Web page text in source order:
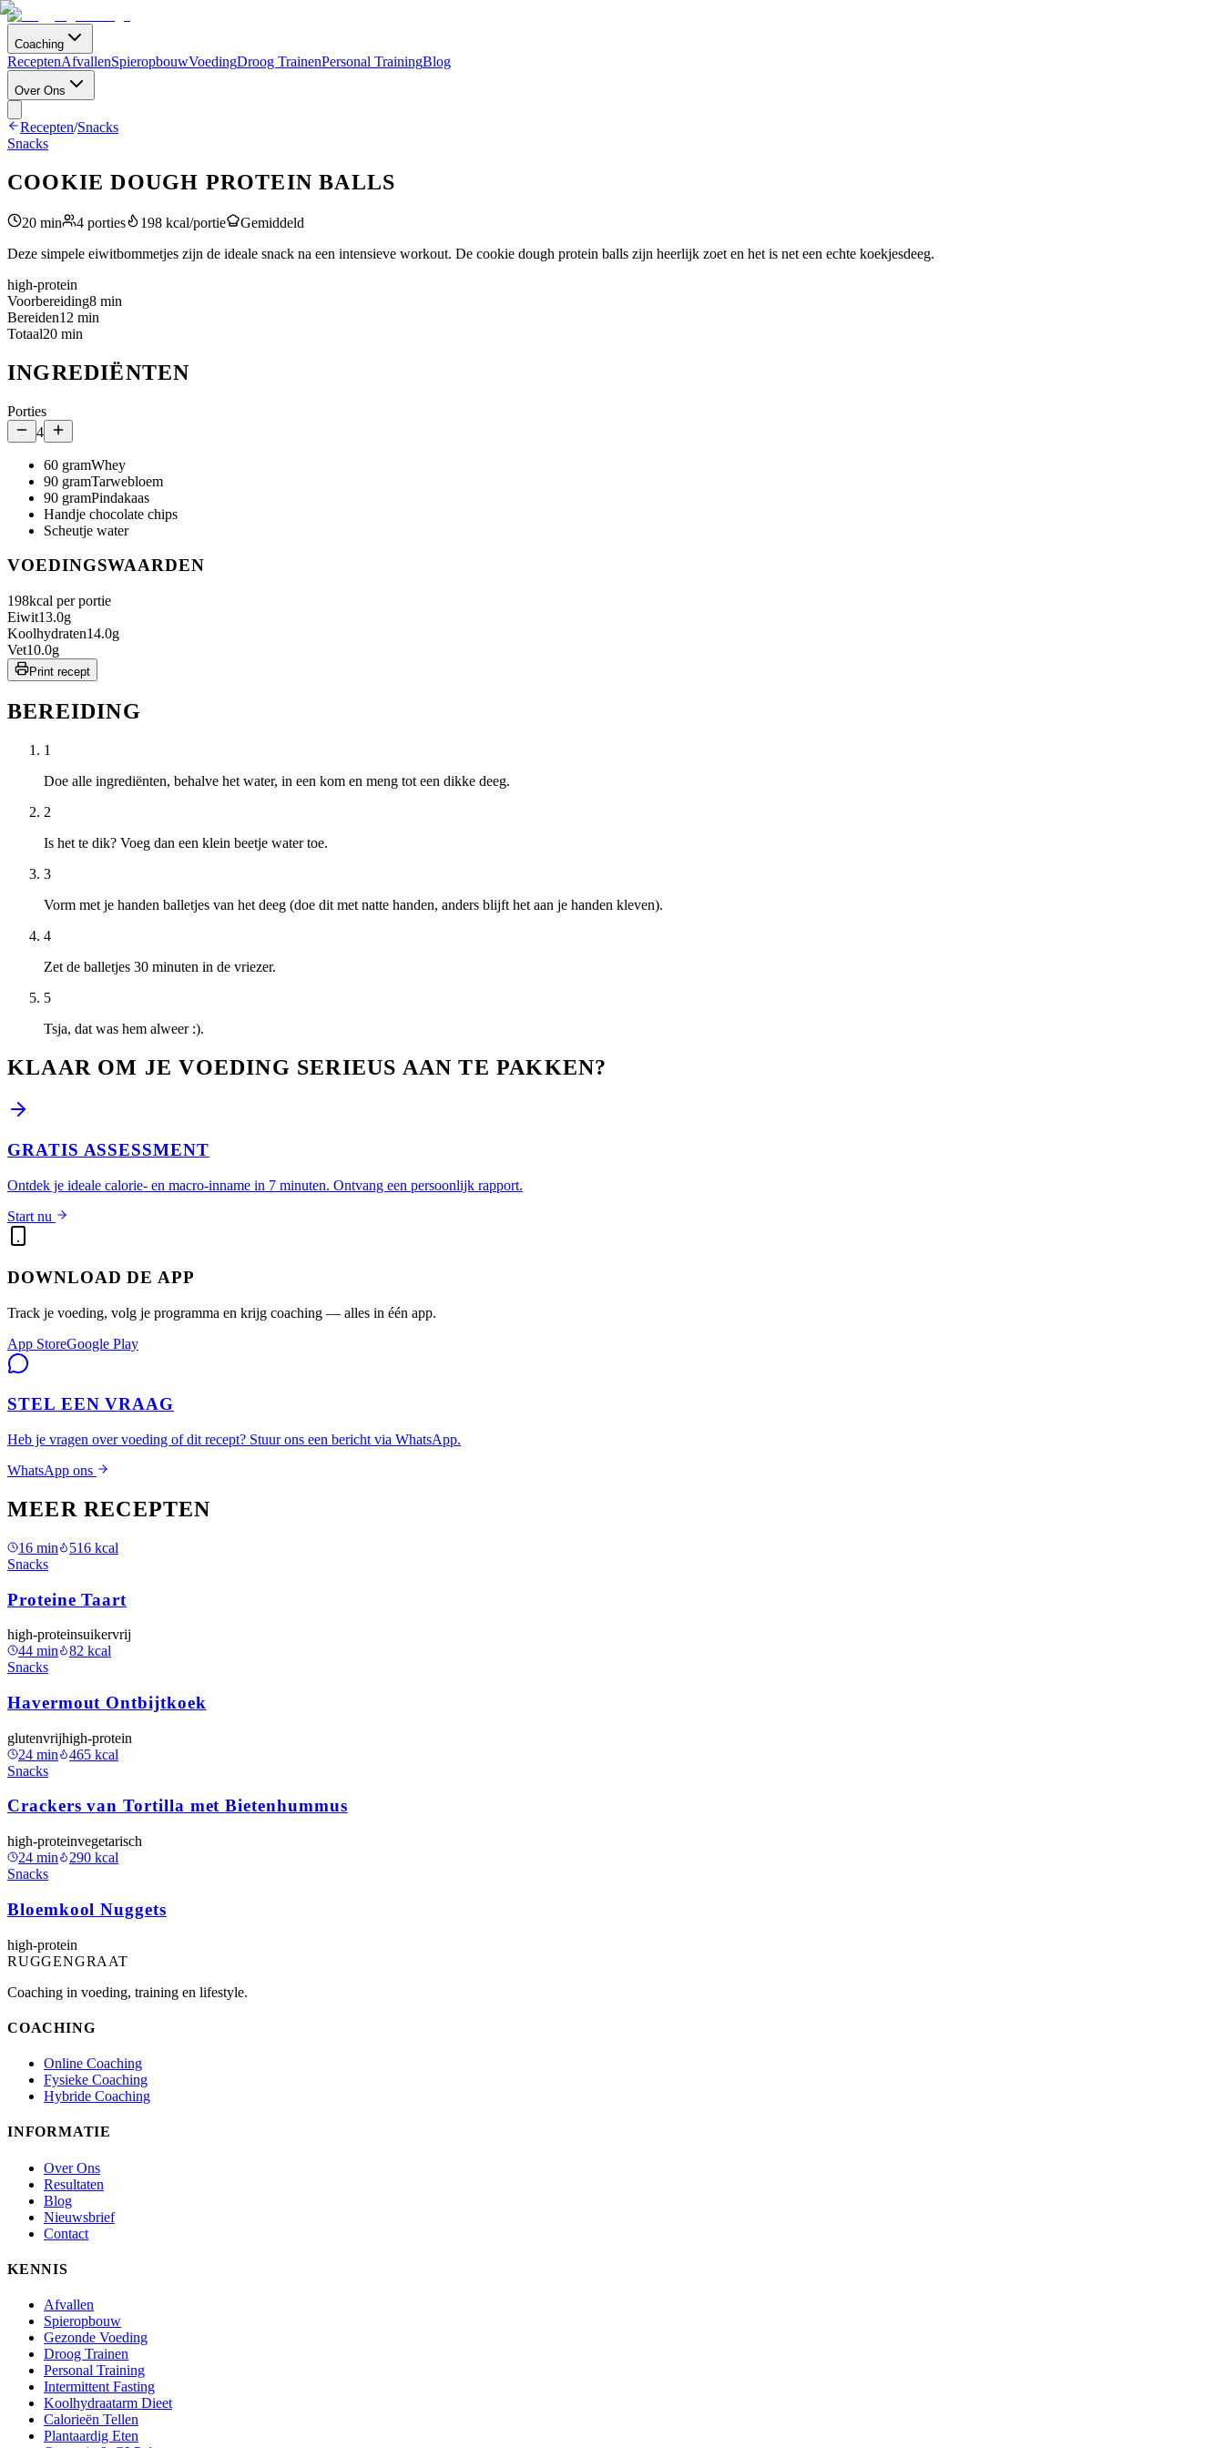
Coaching
ReceptenAfvallenSpieropbouwVoedingDroog TrainenPersonal TrainingBlog
Over Ons
Recepten/Snacks
Snacks
COOKIE DOUGH PROTEIN BALLS
20 min 4 porties 198 kcal/portie
Gemiddeld
Deze simpele eiwitbommetjes zijn de ideale snack na een intensieve workout. De cookie dough protein balls zijn heerlijk zoet en het is net een echte koekjesdeeg.
high-protein
Voorbereiding8 min
Bereiden12 min
Totaal20 min
INGREDIËNTEN
Porties
4
60 gramWhey
90 gramTarwebloem
90 gramPindakaas
Handje chocolate chips
Scheutje water
VOEDINGSWAARDEN
198kcal per portie
Eiwit13.0g
Koolhydraten14.0g
Vet10.0g
Print recept
BEREIDING
1
Doe alle ingrediënten, behalve het water, in een kom en meng tot een dikke deeg.
2
Is het te dik? Voeg dan een klein beetje water toe.
3
Vorm met je handen balletjes van het deeg (doe dit met natte handen, anders blijft het aan je handen kleven).
4
Zet de balletjes 30 minuten in de vriezer.
5
Tsja, dat was hem alweer :).
KLAAR OM JE VOEDING SERIEUS AAN TE PAKKEN?
GRATIS ASSESSMENT
Ontdek je ideale calorie- en macro-inname in 7 minuten. Ontvang een persoonlijk rapport.
Start nu
DOWNLOAD DE APP
Track je voeding, volg je programma en krijg coaching — alles in één app.
App StoreGoogle Play
STEL EEN VRAAG
Heb je vragen over voeding of dit recept? Stuur ons een bericht via WhatsApp.
WhatsApp ons
MEER RECEPTEN
16 min 516 kcal
Snacks
Proteine Taart
high-proteinsuikervrij
44 min 82 kcal
Snacks
Havermout Ontbijtkoek
glutenvrijhigh-protein
24 min 465 kcal
Snacks
Crackers van Tortilla met Bietenhummus
high-proteinvegetarisch
24 min 290 kcal
Snacks
Bloemkool Nuggets
high-protein
RUGGENGRAAT
Coaching in voeding, training en lifestyle.
COACHING
Online Coaching
Fysieke Coaching
Hybride Coaching
INFORMATIE
Over Ons
Resultaten
Blog
Nieuwsbrief
Contact
KENNIS
Afvallen
Spieropbouw
Gezonde Voeding
Droog Trainen
Personal Training
Intermittent Fasting
Koolhydraatarm Dieet
Calorieën Tellen
Plantaardig Eten